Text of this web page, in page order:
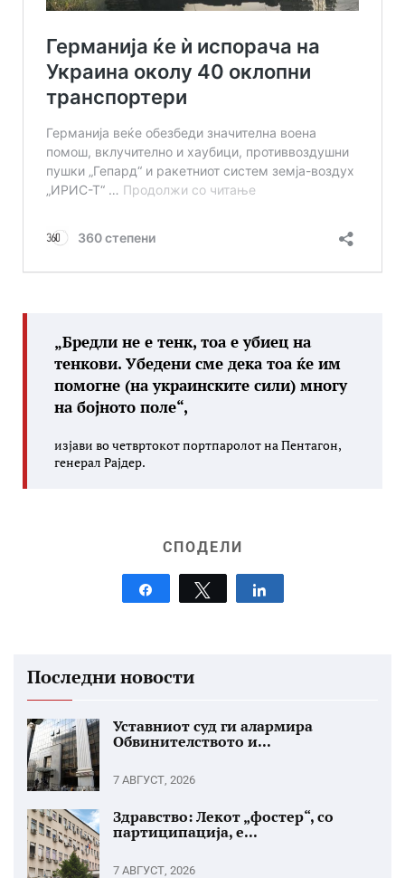
„Бредли не е тенк, тоа е убиец на
тенкови. Убедени сме дека тоа ќе им
помогне (на украинските сили) многу
на бојното поле“,
изјави во четвртокот портпаролот на Пентагон,
генерал Рајдер.
СПОДЕЛИ
Tweet
Последни новости
Уставниот суд ги алармира
Обвинителството и...
7 АВГУСТ, 2026
Здравство: Лекот „фостер“, со
партиципација, е...
7 АВГУСТ, 2026